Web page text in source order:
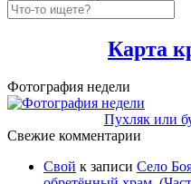
Карта
Фотография недели
Пухляк или
Свежие комментарии
Свой к записи Село